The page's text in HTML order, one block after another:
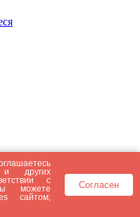
других
с
можете
сайтом,
Согласен